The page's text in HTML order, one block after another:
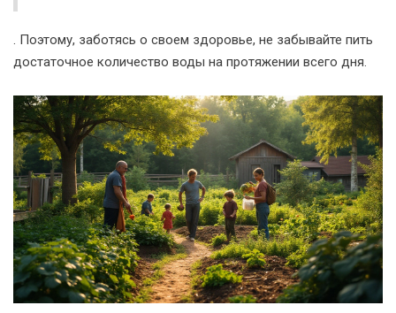
. Поэтому, заботясь о своем здоровье, не забывайте пить
достаточное количество воды на протяжении всего дня.